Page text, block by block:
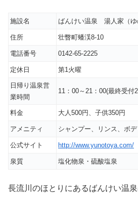
施設名 ばんけい温泉 湯人家（ゆ
住所 壮瞥町蟠渓8-10
電話番号 0142-65-2225
定休日 第1火曜
日帰り温泉営
業時間
11：00～21：00(最終受付
料金 大人500円、子供350円
アメニティ シャンプー、リンス、ボ
公式サイト http://www.yunotoya.com/
泉質 塩化物泉・硫酸塩泉
長流川のほとりにあるばんけい温